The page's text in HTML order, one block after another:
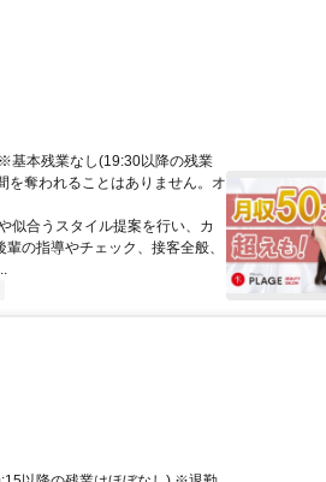
基本残業なし(19:30以降の残業
奪われることはありません。オ
似合うスタイル提案を行い、カ
の指導やチェック、接客全般、